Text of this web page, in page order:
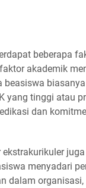
beberapa
akademik
beasiswa
yang tinggi atau
dan
menyadari
dalam